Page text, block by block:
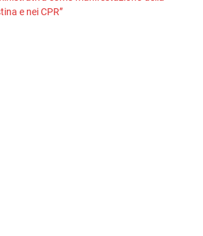
e nei CPR”